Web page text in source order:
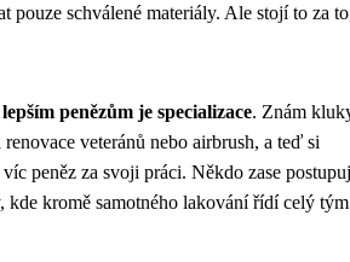
pouze schválené materiály. Ale stojí to za
penězům je specializace. Znám
veteránů nebo airbrush, a teď si
peněz za svoji práci. Někdo zase
kde kromě samotného lakování řídí celý